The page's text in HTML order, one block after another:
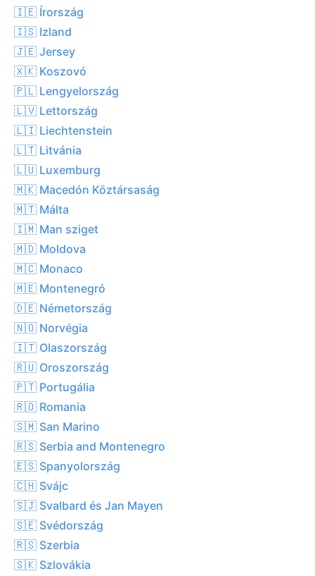
🇮🇪 Írország
🇮🇸 Izland
🇯🇪 Jersey
🇽🇰 Koszovó
🇵🇱 Lengyelország
🇱🇻 Lettország
🇱🇮 Liechtenstein
🇱🇹 Litvánia
🇱🇺 Luxemburg
🇲🇰 Macedón Köztársaság
🇲🇹 Málta
🇮🇲 Man sziget
🇲🇩 Moldova
🇲🇨 Monaco
🇲🇪 Montenegró
🇩🇪 Németország
🇳🇴 Norvégia
🇮🇹 Olaszország
🇷🇺 Oroszország
🇵🇹 Portugália
🇷🇴 Romania
🇸🇲 San Marino
🇷🇸 Serbia and Montenegro
🇪🇸 Spanyolország
🇨🇭 Svájc
🇸🇯 Svalbard és Jan Mayen
🇸🇪 Svédország
🇷🇸 Szerbia
🇸🇰 Szlovákia